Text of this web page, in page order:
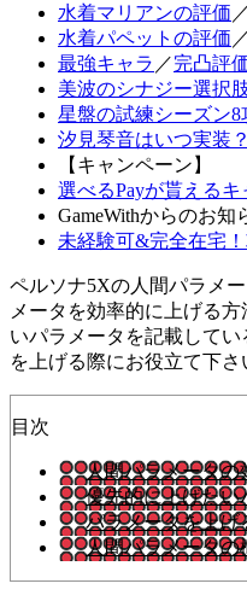
水着マリアンの評価 ／
水着パペットの評価 ／
最強キャラ ／完凸評
美波のシナジー選択
星盤の試練シーズン8
汐見琴音はいつ実装？
【キャンペーン】
選べるPayが貰えるキ
GameWithからのお知
未経験可&完全在宅
ペルソナ5Xの人間パラメ
メータを効率的に上げる
いパラメータを記載して
を上げる際にお役立て下さ
目次
人間パラメータの
優先的に上げたい
パラメータを上げ
人間パラメータの